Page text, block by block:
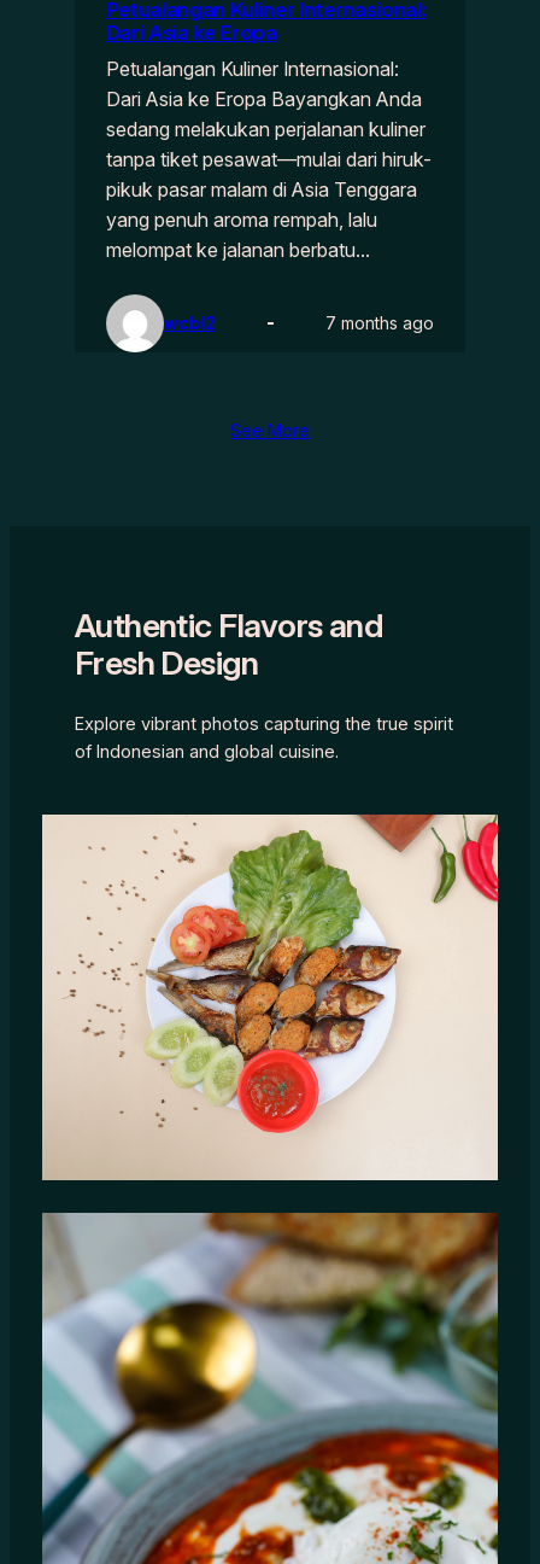
Petualangan Kuliner Internasional:
Dari Asia ke Eropa
Petualangan Kuliner Internasional:
Dari Asia ke Eropa Bayangkan Anda
sedang melakukan perjalanan kuliner
tanpa tiket pesawat—mulai dari hiruk-
pikuk pasar malam di Asia Tenggara
yang penuh aroma rempah, lalu
melompat ke jalanan berbatu…
wcbl2 7 months ago
See More
Authentic Flavors and
Fresh Design
Explore vibrant photos capturing the true spirit
of Indonesian and global cuisine.